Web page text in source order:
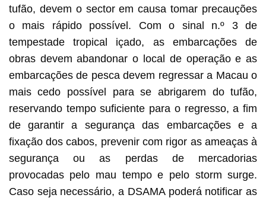
tufão, devem o sector em causa tomar precauções
o mais rápido possível. Com o sinal n.º 3 de
tempestade tropical içado, as embarcações de
obras devem abandonar o local de operação e as
embarcações de pesca devem regressar a Macau o
mais cedo possível para se abrigarem do tufão,
reservando tempo suficiente para o regresso, a fim
de garantir a segurança das embarcações e a
fixação dos cabos, prevenir com rigor as ameaças à
segurança ou as perdas de mercadorias
provocadas pelo mau tempo e pelo storm surge.
Caso seja necessário, a DSAMA poderá notificar as